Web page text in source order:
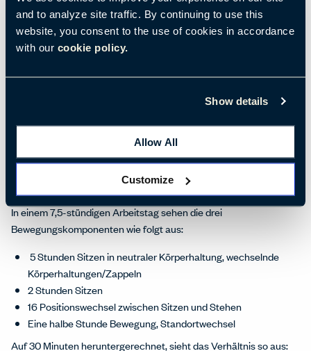
and to analyze site traffic. By continuing to use this
website, you consent to the use of cookies in accordance
with our cookie policy.
Show details
Allow All
Customize
Kreislaufsystem jedoch zusätzlich, kann zu
Gelenkkompressionen führen, das Risiko für Krampfadern
erhöhen und zu Fuß- oder Beinschwellungen führen.
, dass selbst körperliche Aktivität geringer
Zappeln. Aber Zappeln tut uns wirklich gut! Wir verbrauchen dabei
35 % mehr Energie als beim bloßen Sitzen und 28 % mehr Energie
In einem 7,5-stündigen Arbeitstag sehen die drei
Bewegungskomponenten wie folgt aus:
5 Stunden Sitzen in neutraler Körperhaltung, wechselnde
Körperhaltungen/Zappeln
2 Stunden Sitzen
16 Positionswechsel zwischen Sitzen und Stehen
Eine halbe Stunde Bewegung, Standortwechsel
Auf 30 Minuten heruntergerechnet, sieht das Verhältnis so aus: